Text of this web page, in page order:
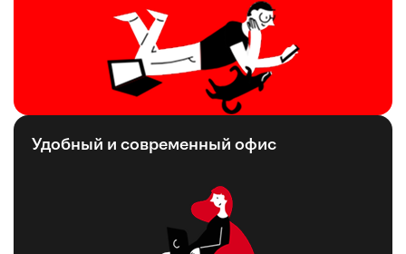
Удобный и современный офис